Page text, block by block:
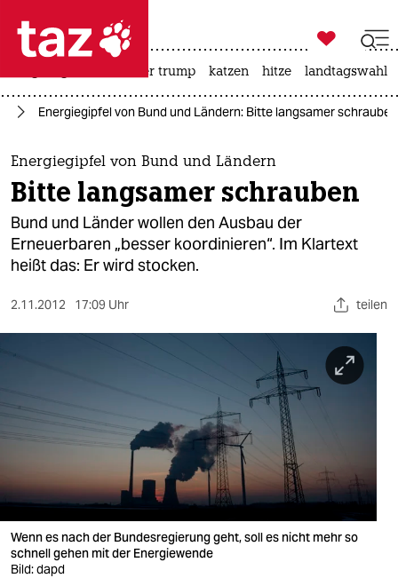
 taz zahl ich
taz zahl ich
themen
politik
öko
sport
berlin
nord
wahrheit
verlag
verlag

taz zahl ich
usa unter trump katzen hitze landtagswahl
Energiegipfel von Bund und Ländern: Bitte langsamer schrauben
Energiegipfel von Bund und Ländern
Bitte langsamer schrauben
Bund und Länder wollen den Ausbau der
Erneuerbaren „besser koordinieren“. Im Klartext
heißt das: Er wird stocken.
2.11.2012 17:09 Uhr teilen
Wenn es nach der Bundesregierung geht, soll es nicht mehr so
schnell gehen mit der Energiewende
Bild: dapd